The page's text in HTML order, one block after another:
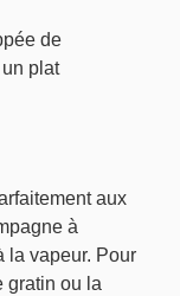
de
plat
aux
à
la vapeur. Pour
gratin ou la